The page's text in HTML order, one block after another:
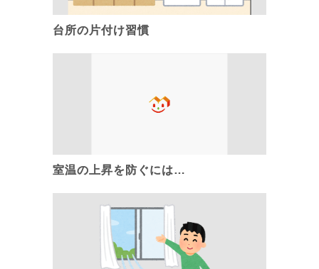
台所の片付け習慣
室温の上昇を防ぐには…